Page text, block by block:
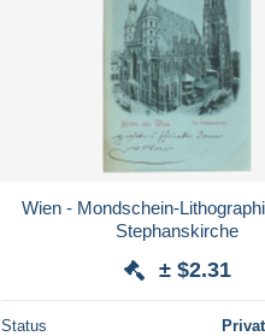
Wien - Mondschein-
Stephanskirche
± $2.31
Status